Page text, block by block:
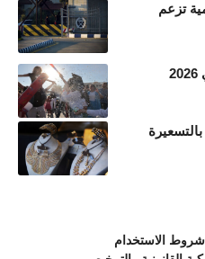
تزعم
شروط الاستخدام